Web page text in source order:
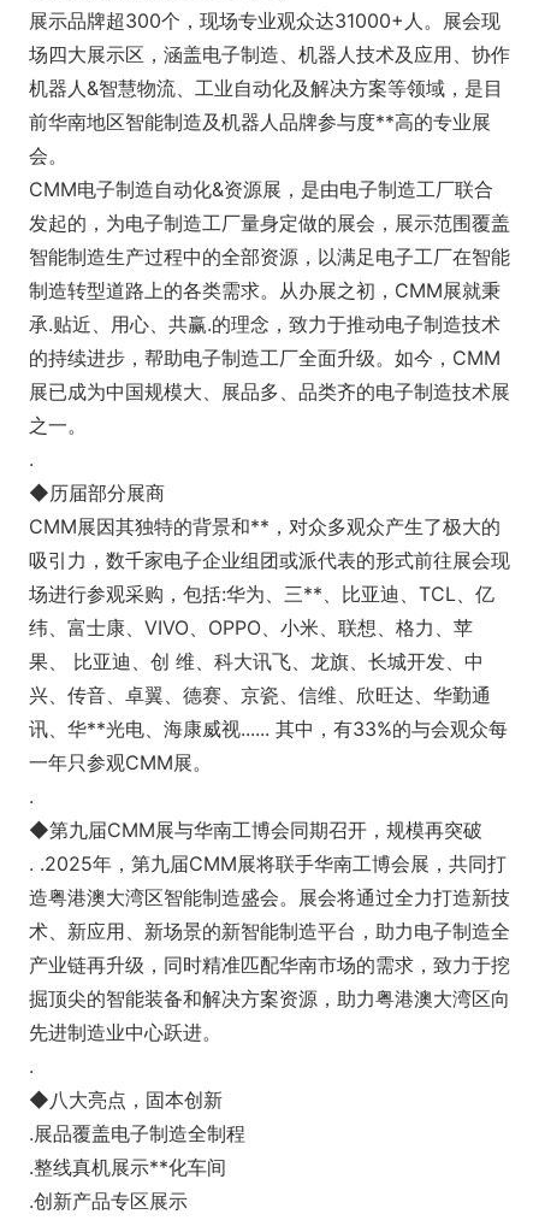
展示品牌超300个，现场专业观众达31000+人。展会现
场四大展示区，涵盖电子制造、机器人技术及应用、协作
机器人&智慧物流、工业自动化及解决方案等领域，是目
前华南地区智能制造及机器人品牌参与度**高的专业展
会。
CMM电子制造自动化&资源展，是由电子制造工厂联合
发起的，为电子制造工厂量身定做的展会，展示范围覆盖
智能制造生产过程中的全部资源，以满足电子工厂在智能
制造转型道路上的各类需求。从办展之初，CMM展就秉
承.贴近、用心、共赢.的理念，致力于推动电子制造技术
的持续进步，帮助电子制造工厂全面升级。如今，CMM
展已成为中国规模大、展品多、品类齐的电子制造技术展
之一。
.
◆历届部分展商
CMM展因其独特的背景和**，对众多观众产生了极大的
吸引力，数千家电子企业组团或派代表的形式前往展会现
场进行参观采购，包括:华为、三**、比亚迪、TCL、亿
纬、富士康、VIVO、OPPO、小米、联想、格力、苹
果、 比亚迪、创 维、科大讯飞、龙旗、长城开发、中
兴、传音、卓翼、德赛、京瓷、信维、欣旺达、华勤通
讯、华**光电、海康威视...... 其中，有33%的与会观众每
一年只参观CMM展。
.
◆第九届CMM展与华南工博会同期召开，规模再突破
. .2025年，第九届CMM展将联手华南工博会展，共同打
造粤港澳大湾区智能制造盛会。展会将通过全力打造新技
术、新应用、新场景的新智能制造平台，助力电子制造全
产业链再升级，同时精准匹配华南市场的需求，致力于挖
掘顶尖的智能装备和解决方案资源，助力粤港澳大湾区向
先进制造业中心跃进。
.
◆八大亮点，固本创新
.展品覆盖电子制造全制程
.整线真机展示**化车间
.创新产品专区展示